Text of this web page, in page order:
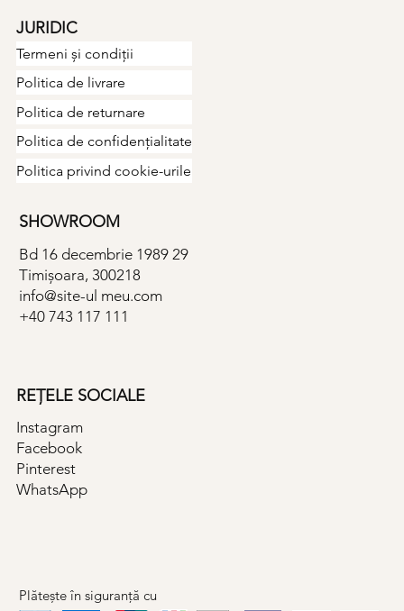
Termeni și condiții
JURIDIC
Politica de livrare
Politica de returnare
Politica de confidențialitate
Politica privind cookie-urile
SHOWROOM
Bd 16 decembrie 1989 29
Timișoara, 300218
info@site-ul meu.com
+40 743 117 111
REȚELE SOCIALE
Instagram
Facebook
Pinterest
WhatsApp
Plătește în siguranță cu